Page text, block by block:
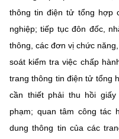
thông tin điện tử tổng hợp
nghiệp; tiếp tục đôn đốc,
thông, các đơn vị chức
soát kiểm tra việc chấp
trang thông tin điện tử tổng
cần thiết phải thu hồi
phạm; quan tâm công tác
dung thông tin của các